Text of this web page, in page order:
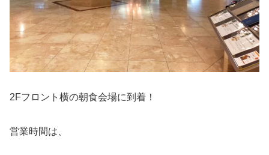
2Fフロント横の朝食会場に到着！
営業時間は、